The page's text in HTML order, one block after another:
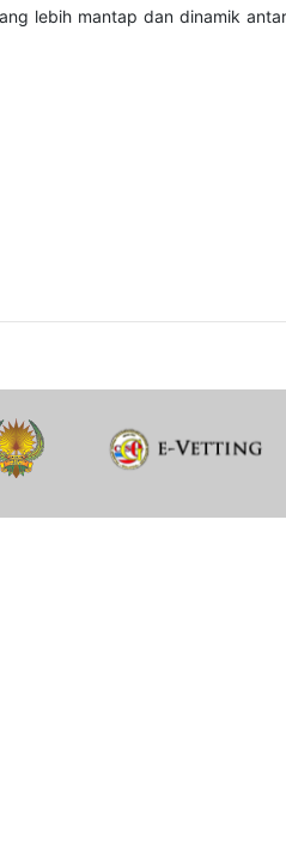
lebih mantap dan dinamik